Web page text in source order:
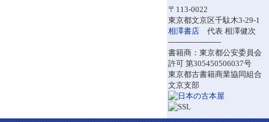
〒113-0022
東京都文京区千駄木3-29-1
相澤書店 代表 相澤健次
----------------------
書籍商：東京都公安委員会
許可 第305450506037号
東京都古書籍商業協同組合
文京支部